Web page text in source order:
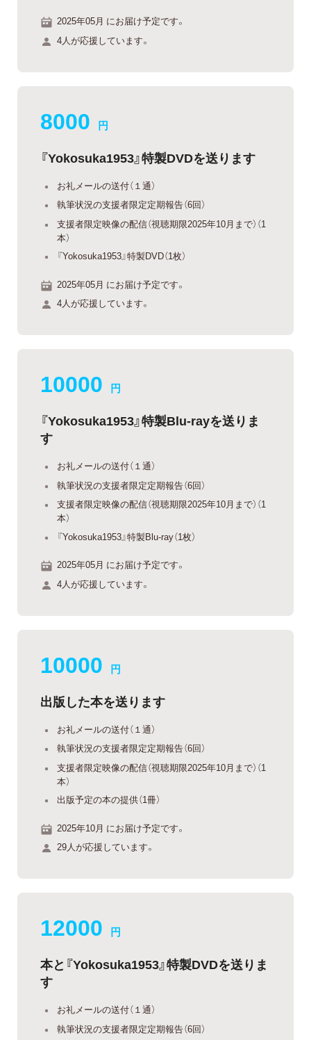
2025年05月 にお届け予定です。
4人が応援しています。
8000 円
『Yokosuka1953』特製DVDを送ります
お礼メールの送付（１通）
執筆状況の支援者限定定期報告（6回）
支援者限定映像の配信（視聴期限2025年10月まで）（1
本）
『Yokosuka1953』特製DVD（1枚）
2025年05月 にお届け予定です。
4人が応援しています。
10000 円
『Yokosuka1953』特製Blu-rayを送りま
す
お礼メールの送付（１通）
執筆状況の支援者限定定期報告（6回）
支援者限定映像の配信（視聴期限2025年10月まで）（1
本）
『Yokosuka1953』特製Blu-ray（1枚）
2025年05月 にお届け予定です。
4人が応援しています。
10000 円
出版した本を送ります
お礼メールの送付（１通）
執筆状況の支援者限定定期報告（6回）
支援者限定映像の配信（視聴期限2025年10月まで）（1
本）
出版予定の本の提供（1冊）
2025年10月 にお届け予定です。
29人が応援しています。
12000 円
本と『Yokosuka1953』特製DVDを送りま
す
お礼メールの送付（１通）
執筆状況の支援者限定定期報告（6回）